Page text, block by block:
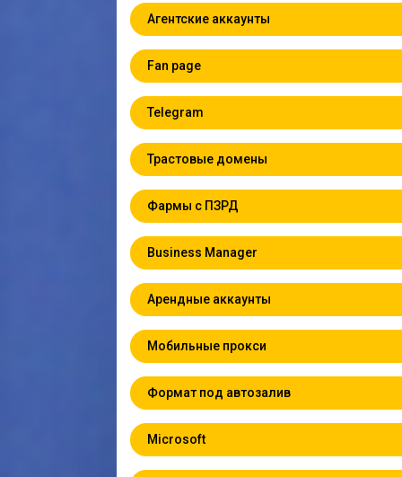
Агентские аккаунты
Fan page
Telegram
Трастовые домены
Фармы с ПЗРД
Business Manager
Арендные аккаунты
Мобильные прокси
Формат под автозалив
Microsoft